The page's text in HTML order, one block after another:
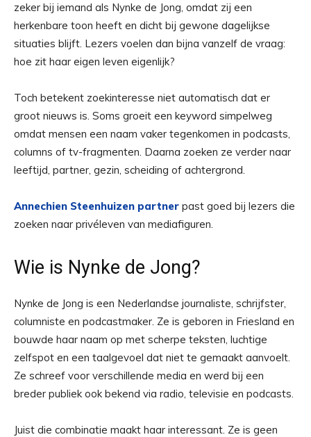
zeker bij iemand als Nynke de Jong, omdat zij een
herkenbare toon heeft en dicht bij gewone dagelijkse
situaties blijft. Lezers voelen dan bijna vanzelf de vraag:
hoe zit haar eigen leven eigenlijk?
Toch betekent zoekinteresse niet automatisch dat er
groot nieuws is. Soms groeit een keyword simpelweg
omdat mensen een naam vaker tegenkomen in podcasts,
columns of tv-fragmenten. Daarna zoeken ze verder naar
leeftijd, partner, gezin, scheiding of achtergrond.
Annechien Steenhuizen partner past goed bij lezers die
zoeken naar privéleven van mediafiguren.
Wie is Nynke de Jong?
Nynke de Jong is een Nederlandse journaliste, schrijfster,
columniste en podcastmaker. Ze is geboren in Friesland en
bouwde haar naam op met scherpe teksten, luchtige
zelfspot en een taalgevoel dat niet te gemaakt aanvoelt.
Ze schreef voor verschillende media en werd bij een
breder publiek ook bekend via radio, televisie en podcasts.
Juist die combinatie maakt haar interessant. Ze is geen